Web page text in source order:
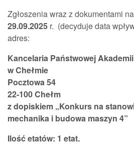
Zgłoszenia wraz z dokumentami
29.09.2025 r. (decyduje data
adres:
Kancelaria Państwowej
w Chełmie
Pocztowa 54
22-100 Chełm
z dopiskiem „Konkurs na
mechanika i budowa maszyn 4”
Ilość etatów: 1 etat.